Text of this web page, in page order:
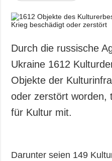
Durch die russische
Ukraine 1612
Objekte der
oder zerstört worden,
für Kultur mit.
Darunter seien 149